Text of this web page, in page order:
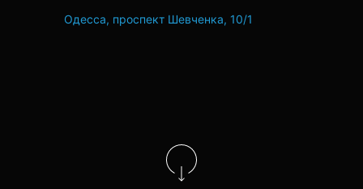
Одесса, проспект Шевченка, 10/1